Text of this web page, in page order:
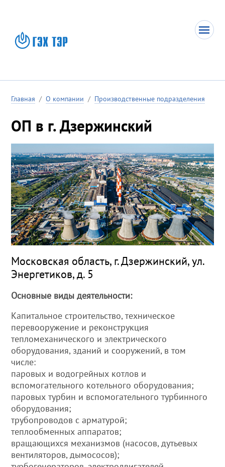
Главная / О компании / Производственные подразделения
ОП в г. Дзержинский
Московская область, г. Дзержинский, ул.
Энергетиков, д. 5
Основные виды деятельности:
Капитальное строительство, техническое
перевооружение и реконструкция
тепломеханического и электрического
оборудования, зданий и сооружений, в том
числе:
паровых и водогрейных котлов и
вспомогательного котельного оборудования;
паровых турбин и вспомогательного турбинного
оборудования;
трубопроводов с арматурой;
теплообменных аппаратов;
вращающихся механизмов (насосов, дутьевых
вентиляторов, дымососов);